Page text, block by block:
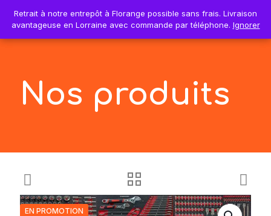
0 0,00€
Nos produits
EN PROMOTION
Retrait à notre entrepôt à Florange possible sans frais. Livraison
avantageuse en Lorraine avec commande par téléphone. Ignorer
Retrait à notre entrepôt à Florange possible sans frais. Livraison
avantageuse en Lorraine avec commande par téléphone. Ignorer